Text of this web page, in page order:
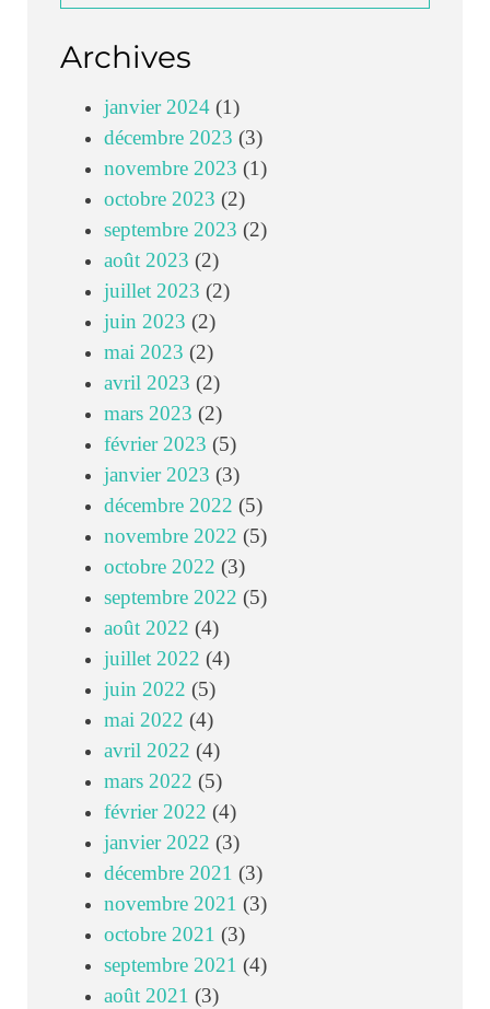
Archives
janvier 2024 (1)
décembre 2023 (3)
novembre 2023 (1)
octobre 2023 (2)
septembre 2023 (2)
août 2023 (2)
juillet 2023 (2)
juin 2023 (2)
mai 2023 (2)
avril 2023 (2)
mars 2023 (2)
février 2023 (5)
janvier 2023 (3)
décembre 2022 (5)
novembre 2022 (5)
octobre 2022 (3)
septembre 2022 (5)
août 2022 (4)
juillet 2022 (4)
juin 2022 (5)
mai 2022 (4)
avril 2022 (4)
mars 2022 (5)
février 2022 (4)
janvier 2022 (3)
décembre 2021 (3)
novembre 2021 (3)
octobre 2021 (3)
septembre 2021 (4)
août 2021 (3)